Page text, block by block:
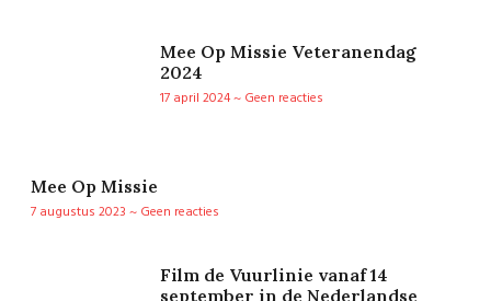
Mee Op Missie Veteranendag
2024
17 april 2024
Geen reacties
Mee Op Missie
7 augustus 2023
Geen reacties
Film de Vuurlinie vanaf 14
september in de Nederlandse